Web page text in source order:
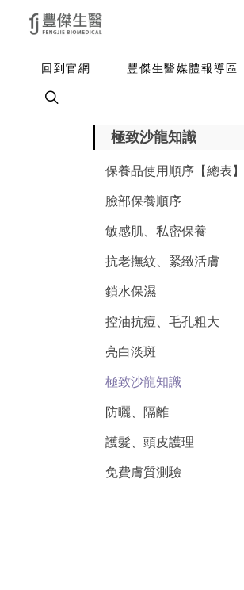
回到官網 豐傑生醫媒體報導區
極致沙龍知識
保養品使用順序【總表】
臉部保養順序
敏感肌、私密保養
抗老撫紋、緊緻活膚
鎖水保濕
控油抗痘、毛孔粗大
亮白淡斑
極致沙龍知識
防曬、隔離
護髮、頭皮護理
免費膚質測驗